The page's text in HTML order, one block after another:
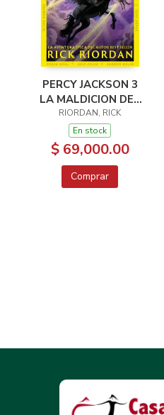
PERCY JACKSON 3
LA MALDICION DEL
TITAN
RIORDAN, RICK
En stock
$ 69,000.00
Comprar